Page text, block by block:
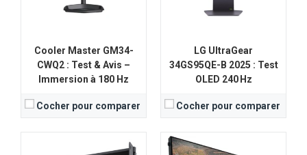
Cooler Master GM34-
CWQ2 : Test & Avis –
Immersion à 180 Hz
Cocher pour comparer
LG UltraGear
34GS95QE-B 2025 : Test
OLED 240 Hz
Cocher pour comparer
Temps de réponse:
Temps de réponse:
Taille de l'écran: